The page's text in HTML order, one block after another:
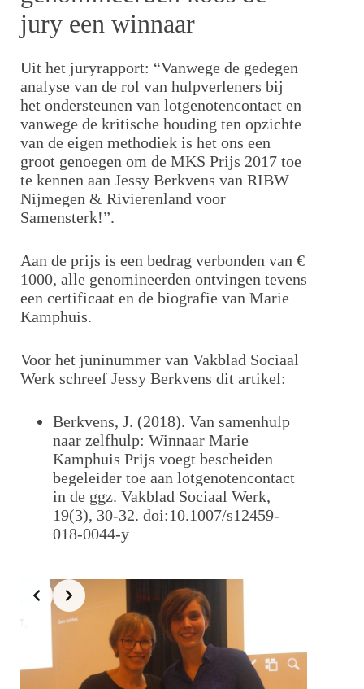
jury een winnaar
Uit het juryrapport: “Vanwege de gedegen
analyse van de rol van hulpverleners bij
het ondersteunen van lotgenotencontact en
vanwege de kritische houding ten opzichte
van de eigen methodiek is het ons een
groot genoegen om de MKS Prijs 2017 toe
te kennen aan Jessy Berkvens van RIBW
Nijmegen & Rivierenland voor
Samensterk!”.
Aan de prijs is een bedrag verbonden van €
1000, alle genomineerden ontvingen tevens
een certificaat en de biografie van Marie
Kamphuis.
Voor het juninummer van Vakblad Sociaal
Werk schreef Jessy Berkvens dit artikel:
Berkvens, J. (2018). Van samenhulp
naar zelfhulp: Winnaar Marie
Kamphuis Prijs voegt bescheiden
begeleider toe aan lotgenotencontact
in de ggz. Vakblad Sociaal Werk,
19(3), 30-32. doi:10.1007/s12459-
018-0044-y